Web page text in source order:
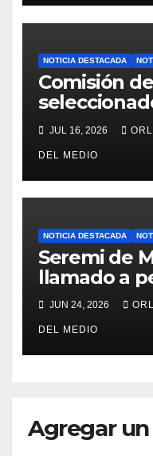
NOTICIA DESTACADA
Comisión
Atacama
JUL 16, 2026
DEL MEDIO
NOTICIA DESTACADA
Seremi de
llamado a
para
Equipa y
JUN 24, 2026
DEL MEDIO
Agregar